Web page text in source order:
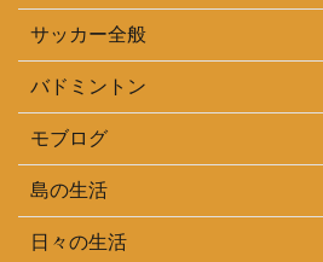
サッカー全般
バドミントン
モブログ
島の生活
日々の生活